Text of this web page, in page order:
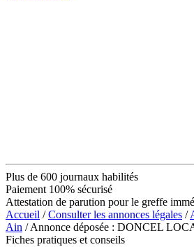
Plus de 600 journaux habilités
Paiement 100% sécurisé
Attestation de parution pour le greffe
Accueil /Consulter les annonces légales /
Ain / Annonce déposée : DONCEL
Fiches pratiques et conseils